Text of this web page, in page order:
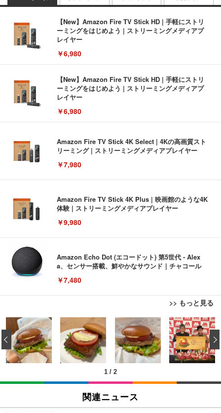
【New】Amazon Fire TV Stick HD | 手軽にストリ
ーミングをはじめよう | ストリーミングメディアプ
レイヤー
￥6,980
【New】Amazon Fire TV Stick HD | 手軽にストリ
ーミングをはじめよう | ストリーミングメディアプ
レイヤー
￥6,980
Amazon Fire TV Stick 4K Select | 4Kの高画質スト
リーミング | ストリーミングメディアプレイヤー
￥7,980
Amazon Fire TV Stick 4K Plus | 映画館のような4K
体験 | ストリーミングメディアプレイヤー
￥9,980
Amazon Echo Dot (エコードット) 第5世代 - Alex
a、センサー搭載、鮮やかなサウンド｜チャコール
￥7,480
>> もっと見る
[EdoErgo] オフィスチェア 椅子 テレワーク 疲れな
い 跳ね上げ式アームレスト コンパクト 約105度ロッ
キング pc 事務椅子 360度回転 座面昇降 強化ナイロ
ン樹脂ベース 通気性メッシュ 在宅ワーク H-WY01
(黒網+黒枠+黒足)
￥5,699
SIHOO B100 オフィスチェア／デスクチェア メッシ
ュチェア 人間工学 疲れない ブラック
￥27,999
EIZO ビジネス向けプレミアムモニター | FlexScan
EV3240X-WT | 31.5型4K UHD・USB Type-C・ホワ
イト
￥105,595
EIZO ビジネス向けプレミアムモニター | FlexScan
Amazonベーシック ペットシーツ 薄型 レギュラー 1
回使い捨て 無香料 ホワイト 300枚
￥3,373
Amazonベーシック ペットシーツ 厚型 ワイド 42枚
x2袋(84枚) ホワイト(吸収面:ライトブルー)
￥3,234
1 / 2
‹
関連ニュース